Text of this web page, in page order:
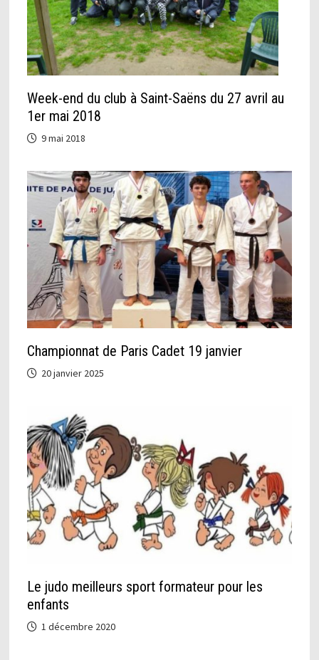
Week-end du club à Saint-Saëns du 27 avril au
1er mai 2018
9 mai 2018
Championnat de Paris Cadet 19 janvier
20 janvier 2025
Le judo meilleurs sport formateur pour les
enfants
1 décembre 2020